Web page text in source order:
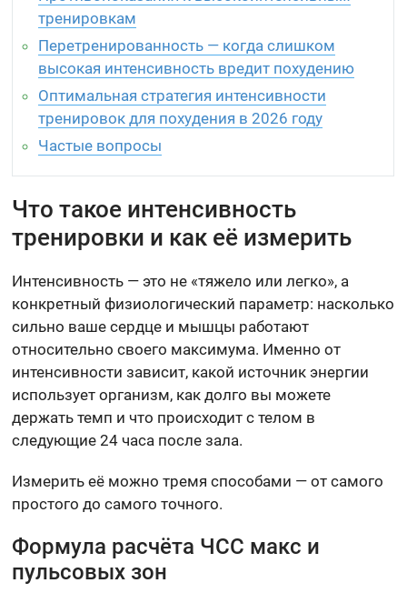
тренировкам
Перетренированность — когда слишком
высокая интенсивность вредит похудению
Оптимальная стратегия интенсивности
тренировок для похудения в 2026 году
Частые вопросы
Что такое интенсивность
тренировки и как её измерить
Интенсивность — это не «тяжело или легко», а
конкретный физиологический параметр: насколько
сильно ваше сердце и мышцы работают
относительно своего максимума. Именно от
интенсивности зависит, какой источник энергии
использует организм, как долго вы можете
держать темп и что происходит с телом в
следующие 24 часа после зала.
Измерить её можно тремя способами — от самого
простого до самого точного.
Формула расчёта ЧСС макс и
пульсовых зон